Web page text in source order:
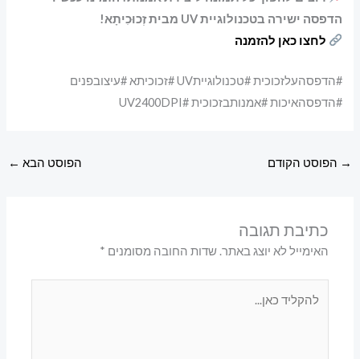
הדפסה ישירה בטכנולוגיית UV מבית זְכוּכִיתָא!
לחצו כאן להזמנה
#הדפסהעלזכוכית #טכנולוגייתUV #זכוכיתא #עיצובפנים
#הדפסהאיכות #אמנותבזכוכית #UV2400DPI
→ הפוסט הקודם הפוסט הבא ←
כתיבת תגובה
האימייל לא יוצג באתר. שדות החובה מסומנים *